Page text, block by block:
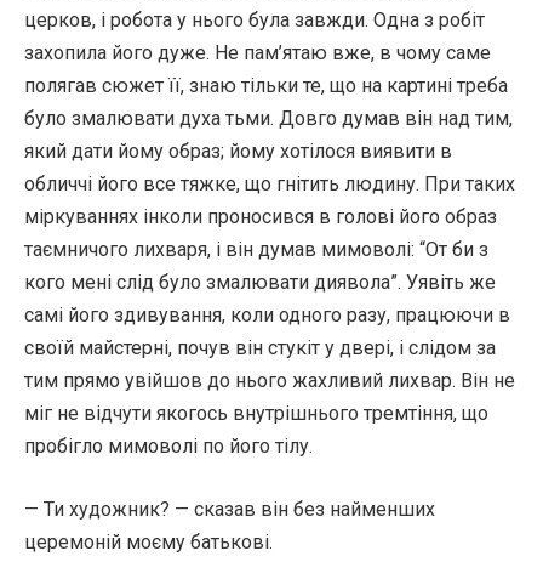
церков, і робота у нього була завжди. Одна з робіт
захопила його дуже. Не пам’ятаю вже, в чому саме
полягав сюжет її, знаю тільки те, що на картині треба
було змалювати духа тьми. Довго думав він над тим,
який дати йому образ; йому хотілося виявити в
обличчі його все тяжке, що гнітить людину. При таких
міркуваннях інколи проносився в голові його образ
таємничого лихваря, і він думав мимоволі: “От би з
кого мені слід було змалювати диявола”. Уявіть же
самі його здивування, коли одного разу, працюючи в
своїй майстерні, почув він стукіт у двері, і слідом за
тим прямо увійшов до нього жахливий лихвар. Він не
міг не відчути якогось внутрішнього тремтіння, що
пробігло мимоволі по його тілу.
— Ти художник? — сказав він без найменших
церемоній моєму батькові.